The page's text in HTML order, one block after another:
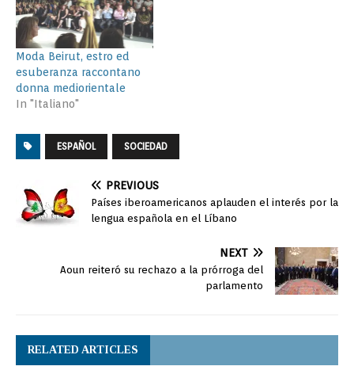
Moda Beirut, estro ed
esuberanza raccontano
donna mediorientale
In "Italiano"
ESPAÑOL SOCIEDAD
PREVIOUS
Países iberoamericanos aplauden el interés por la
lengua española en el Líbano
NEXT
Aoun reiteró su rechazo a la prórroga del
parlamento
RELATED ARTICLES